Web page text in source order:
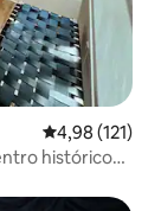
4,98 de uma
4,98 (121)
histórico